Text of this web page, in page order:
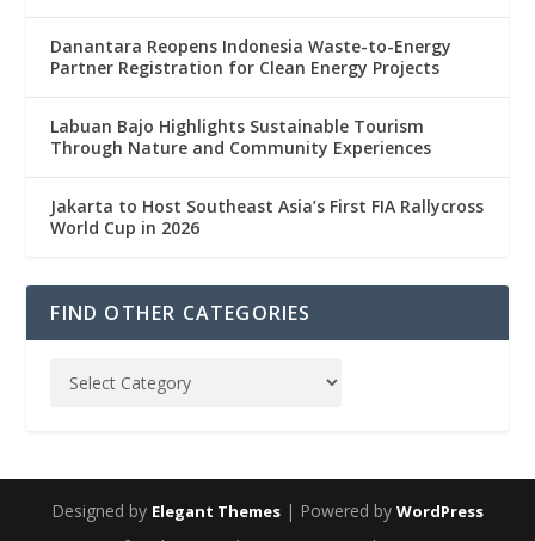
Danantara Reopens Indonesia Waste-to-Energy
Partner Registration for Clean Energy Projects
Labuan Bajo Highlights Sustainable Tourism
Through Nature and Community Experiences
Jakarta to Host Southeast Asia’s First FIA Rallycross
World Cup in 2026
FIND OTHER CATEGORIES
Designed by Elegant Themes | Powered by WordPress